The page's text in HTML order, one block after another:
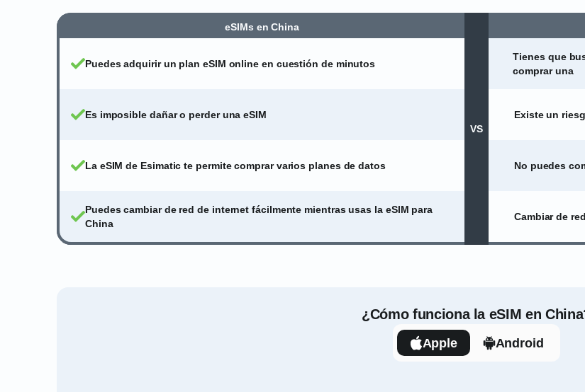
eSIMs en China
Puedes adquirir un plan eSIM online en cuestión de minutos
Es imposible dañar o perder una eSIM
La eSIM de Esimatic te permite comprar varios planes de datos
Puedes cambiar de red de internet fácilmente mientras usas la eSIM para
China
VS
Tienes que
comprar una
Existe un
No puedes
Cambiar de
¿Cómo funciona la eSIM en
Apple Android